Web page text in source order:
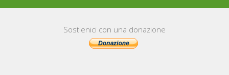
Sostienici con una donazione